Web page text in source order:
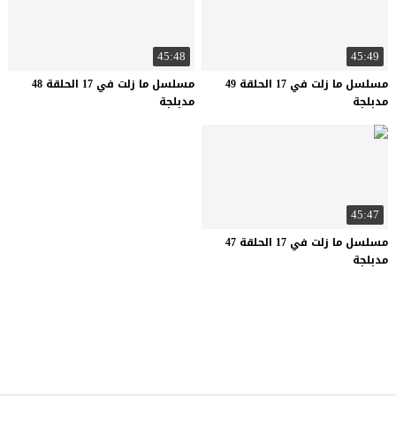
45:49
مسلسل ما زلت في 17 الحلقة 49
مدبلجة
45:48
مسلسل ما زلت في 17 الحلقة 48
مدبلجة
45:47
مسلسل ما زلت في 17 الحلقة 47
مدبلجة